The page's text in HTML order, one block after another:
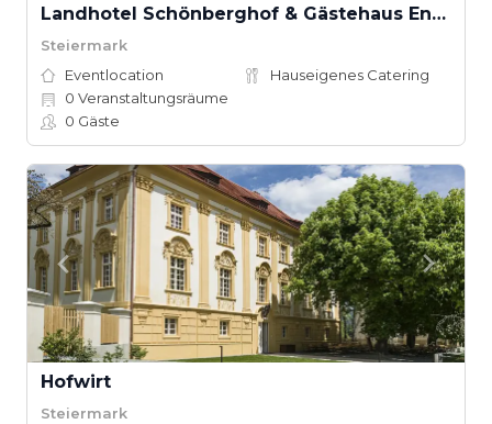
Landhotel Schönberghof & Gästehaus Enzinger
Steiermark
Eventlocation
Hauseigenes Catering
0 Veranstaltungsräume
0 Gäste
Hofwirt
Steiermark